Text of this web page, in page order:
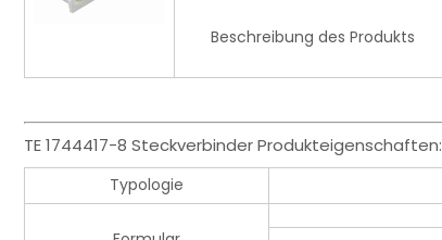
Beschreibung des Produkts
TE 1744417-8 Steckverbinder Produkteigenschaften:
Typologie